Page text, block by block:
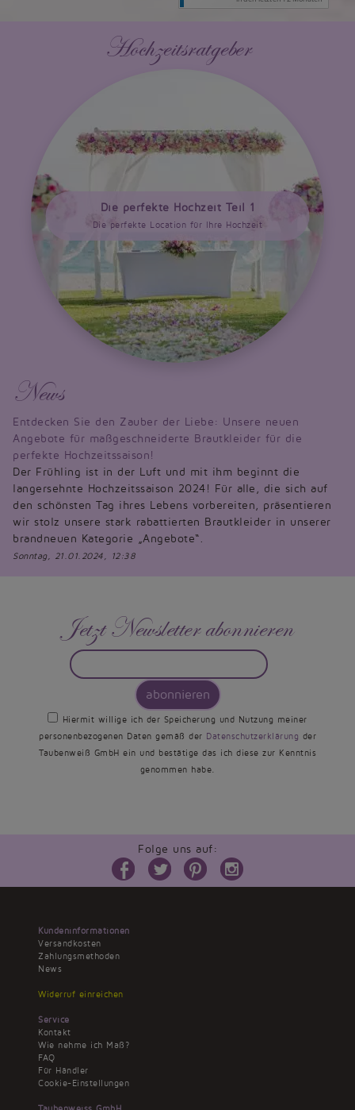
Hochzeitsratgeber
Die perfekte Hochzeit Teil 1
Die perfekte Location für Ihre Hochzeit
News
Entdecken Sie den Zauber der Liebe: Unsere neuen
Angebote für maßgeschneiderte Brautkleider für die
perfekte Hochzeitssaison!
Der Frühling ist in der Luft und mit ihm beginnt die
langersehnte Hochzeitssaison 2024! Für alle, die sich auf
den schönsten Tag ihres Lebens vorbereiten, präsentieren
wir stolz unsere stark rabattierten Brautkleider in unserer
brandneuen Kategorie „Angebote“.
Sonntag, 21.01.2024, 12:38
Jetzt Newsletter abonnieren
abonnieren
Hiermit willige ich der Speicherung und Nutzung meiner
personenbezogenen Daten gemäß der Datenschutzerklärung der
Taubenweiß GmbH ein und bestätige das ich diese zur Kenntnis
genommen habe.
Folge uns auf:
Kundeninformationen
Versandkosten
Zahlungsmethoden
News
Widerruf einreichen
Service
Kontakt
Wie nehme ich Maß?
FAQ
Für Händler
Cookie-Einstellungen